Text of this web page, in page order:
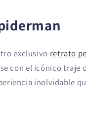
exclusivo retrato
con el icónico traje
inolvidable